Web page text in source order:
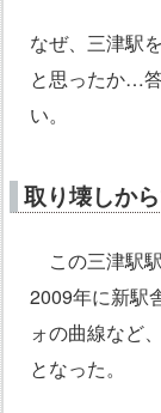
なぜ、三津駅
と思ったか…
い。
取り壊しか
この三津駅
2009年に新駅
ォの曲線など
となった。